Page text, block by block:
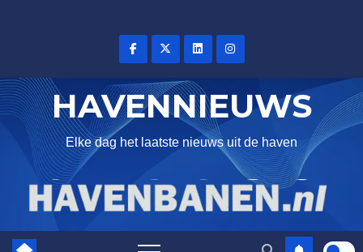
HAVENNIEUWS
Elke dag het laatste nieuws uit de haven